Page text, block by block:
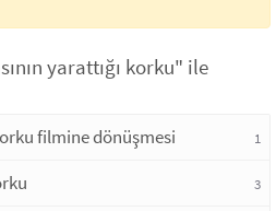
yarattığı korku" ile
filmine dönüşmesi 1
3